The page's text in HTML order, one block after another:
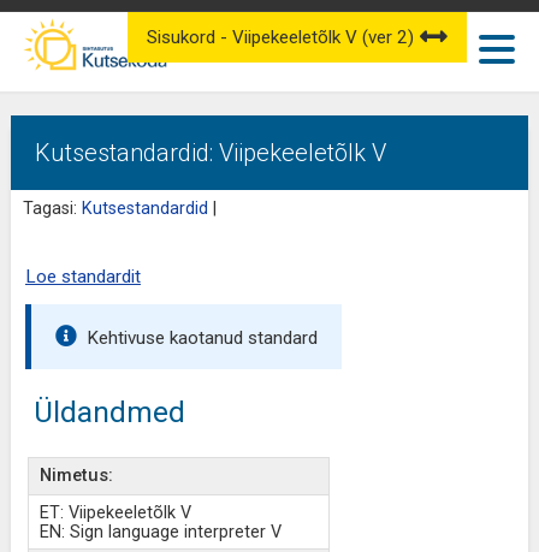
Kutsestandardid: Viipekeeletõlk V
Tagasi: Kutsestandardid
Sisukord - Viipekeeletõlk V (ver 2)
Loe standardit
Kehtivuse kaotanud standard
Üldandmed
Nimetus:
ET: Viipekeeletõlk V
EN: Sign language interpreter V